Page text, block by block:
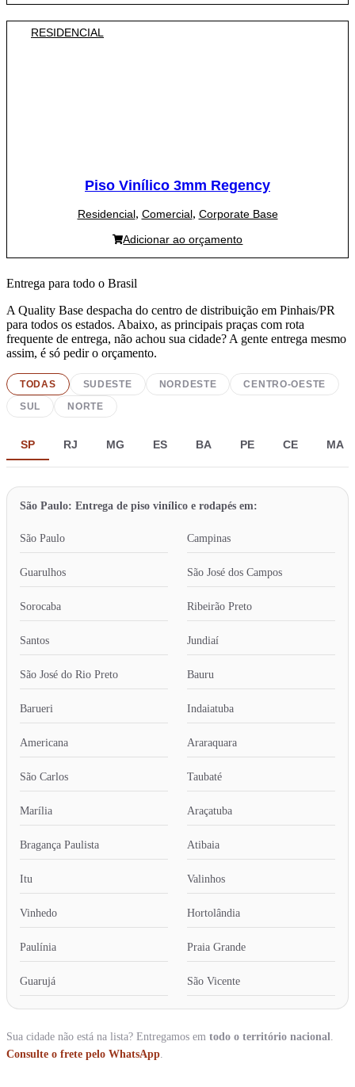
RESIDENCIAL
Piso Vinílico 3mm Regency
Residencial, Comercial, Corporate Base
Adicionar ao orçamento
Entrega para todo o Brasil
A Quality Base despacha do centro de distribuição em Pinhais/PR
para todos os estados. Abaixo, as principais praças com rota
frequente de entrega, não achou sua cidade? A gente entrega mesmo
assim, é só pedir o orçamento.
TODAS SUDESTE NORDESTE
CENTRO-OESTE
SUL
NORTE
SP RJ MG ES BA PE CE MA
São Paulo: Entrega de piso vinílico e rodapés em:
São Paulo Campinas
Guarulhos São José dos Campos
Sorocaba Ribeirão Preto
Santos Jundiaí
São José do Rio Preto Bauru
Barueri Indaiatuba
Americana Araraquara
São Carlos Taubaté
Marília Araçatuba
Bragança Paulista Atibaia
Itu Valinhos
Vinhedo Hortolândia
Paulínia Praia Grande
Guarujá São Vicente
Sua cidade não está na lista? Entregamos em todo o território nacional.
Consulte o frete pelo WhatsApp.